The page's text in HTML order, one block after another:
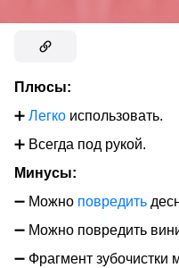
Плюсы:
➕ Легко использовать.
➕ Всегда под рукой.
Минусы:
➖ Можно повредить
➖ Можно повредить
➖ Фрагмент зубочистки